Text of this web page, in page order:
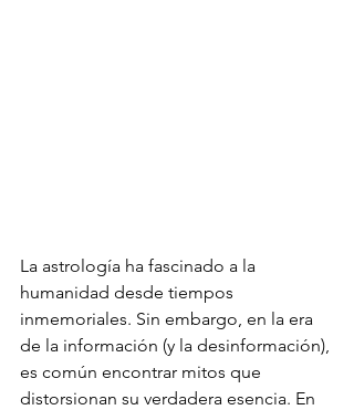
La astrología ha fascinado a la
humanidad desde tiempos
inmemoriales. Sin embargo, en la era
de la información (y la desinformación),
es común encontrar mitos que
distorsionan su verdadera esencia. En